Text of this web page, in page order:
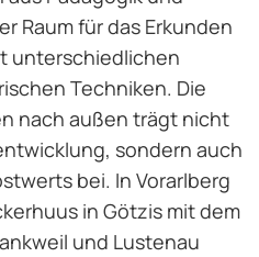
Raum für das Erkunden
unterschiedlichen
Techniken. Die
nach außen trägt nicht
sondern auch
bei. In Vorarlberg
in Götzis mit dem
und Lustenau